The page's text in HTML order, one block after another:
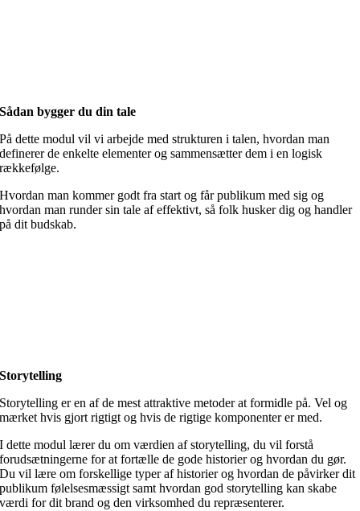
Sådan bygger du din tale
På dette modul vil vi arbejde med strukturen i talen, hvordan man
definerer de enkelte elementer og sammensætter dem i en logisk
rækkefølge.
Hvordan man kommer godt fra start og får publikum med sig og
hvordan man runder sin tale af effektivt, så folk husker dig og handler
på dit budskab.
Storytelling
Storytelling er en af de mest attraktive metoder at formidle på. Vel og
mærket hvis gjort rigtigt og hvis de rigtige komponenter er med.
I dette modul lærer du om værdien af storytelling, du vil forstå
forudsætningerne for at fortælle de gode historier og hvordan du gør.
Du vil lære om forskellige typer af historier og hvordan de påvirker dit
publikum følelsesmæssigt samt hvordan god storytelling kan skabe
værdi for dit brand og den virksomhed du repræsenterer.